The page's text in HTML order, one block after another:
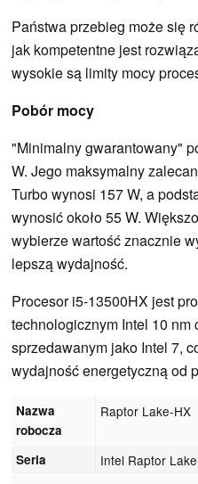
Państwa przebieg może się
jak kompetentne jest
wysokie są limity mocy
Pobór mocy
"Minimalny gwarantowany"
W. Jego maksymalny
Turbo wynosi 157 W, a
wynosić około 55 W.
wybierze wartość znacznie
lepszą wydajność.
Procesor i5-13500HX jest
technologicznym Intel 10 nm
sprzedawanym jako Intel 7,
wydajność energetyczną od
Nazwa
robocza
Raptor Lake-HX
Seria Intel Raptor